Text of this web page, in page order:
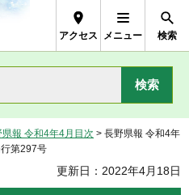
Prefecture
アクセス メニュー 検索
県報 令和4年4月目次 > 長野県報 令和4年
第297号
更新日：2022年4月18日